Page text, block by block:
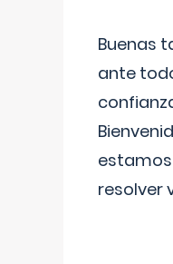
Buenas
ante
resolver